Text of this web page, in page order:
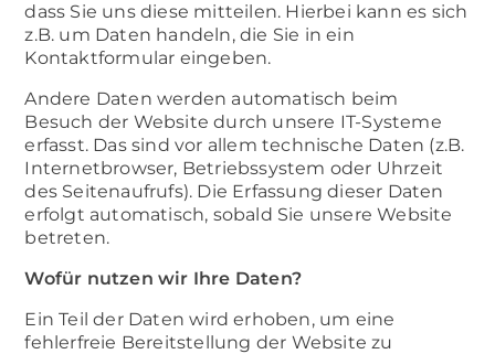
dass Sie uns diese mitteilen. Hierbei kann es sich
z.B. um Daten handeln, die Sie in ein
Kontaktformular eingeben.
Andere Daten werden automatisch beim
Besuch der Website durch unsere IT-Systeme
erfasst. Das sind vor allem technische Daten (z.B.
Internetbrowser, Betriebssystem oder Uhrzeit
des Seitenaufrufs). Die Erfassung dieser Daten
erfolgt automatisch, sobald Sie unsere Website
betreten.
Wofür nutzen wir Ihre Daten?
Ein Teil der Daten wird erhoben, um eine
fehlerfreie Bereitstellung der Website zu